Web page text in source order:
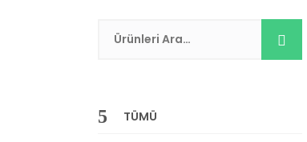
TÜMÜ